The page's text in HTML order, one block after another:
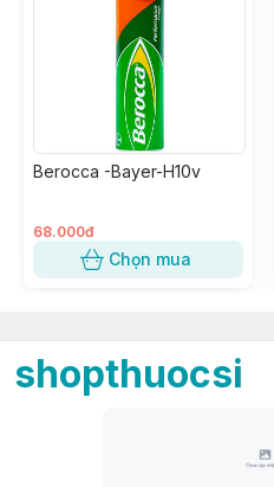
Berocca -Bayer-H10v
68.000đ
Chọn mua
shopthuocsi